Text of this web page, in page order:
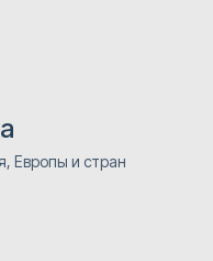
Европы и стран